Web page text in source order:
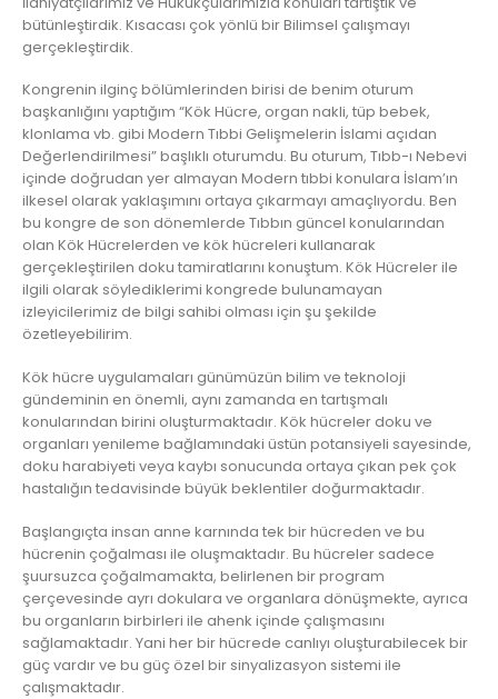
bütünleştirdik. Kısacası çok yönlü bir Bilimsel çalışmayı
gerçekleştirdik.
Kongrenin ilginç bölümlerinden birisi de benim oturum
başkanlığını yaptığım “Kök Hücre, organ nakli, tüp bebek,
klonlama vb. gibi Modern Tıbbi Gelişmelerin İslami açıdan
Değerlendirilmesi” başlıklı oturumdu. Bu oturum, Tıbb-ı Nebevi
içinde doğrudan yer almayan Modern tıbbi konulara İslam’ın
ilkesel olarak yaklaşımını ortaya çıkarmayı amaçlıyordu. Ben
bu kongre de son dönemlerde Tıbbın güncel konularından
olan Kök Hücrelerden ve kök hücreleri kullanarak
gerçekleştirilen doku tamiratlarını konuştum. Kök Hücreler ile
ilgili olarak söylediklerimi kongrede bulunamayan
izleyicilerimiz de bilgi sahibi olması için şu şekilde
özetleyebilirim.
Kök hücre uygulamaları günümüzün bilim ve teknoloji
gündeminin en önemli, aynı zamanda en tartışmalı
konularından birini oluşturmaktadır. Kök hücreler doku ve
organları yenileme bağlamındaki üstün potansiyeli sayesinde,
doku harabiyeti veya kaybı sonucunda ortaya çıkan pek çok
hastalığın tedavisinde büyük beklentiler doğurmaktadır.
Başlangıçta insan anne karnında tek bir hücreden ve bu
hücrenin çoğalması ile oluşmaktadır. Bu hücreler sadece
şuursuzca çoğalmamakta, belirlenen bir program
çerçevesinde ayrı dokulara ve organlara dönüşmekte, ayrıca
bu organların birbirleri ile ahenk içinde çalışmasını
sağlamaktadır. Yani her bir hücrede canlıyı oluşturabilecek bir
güç vardır ve bu güç özel bir sinyalizasyon sistemi ile
çalışmaktadır.